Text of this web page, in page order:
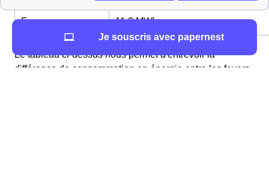
France 11,2 MWh
Le tableau ci-dessus nous permet d'entrevoir la
différence de consommation en énergie entre les foyers
Je souscris avec papernest